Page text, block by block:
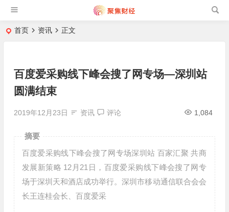
首页 资讯 正文
百度爱采购线下峰会搜了网专场—深圳站
圆满结束
2019年12月23日 资讯 评论 1,084
摘要
百度爱采购线下峰会搜了网专场深圳站 百家汇聚 共商
发展新策略 12月21日，百度爱采购线下峰会搜了网专
场于深圳天和酒店成功举行。深圳市移动通信联合会会
长王连桂会长、百度爱采